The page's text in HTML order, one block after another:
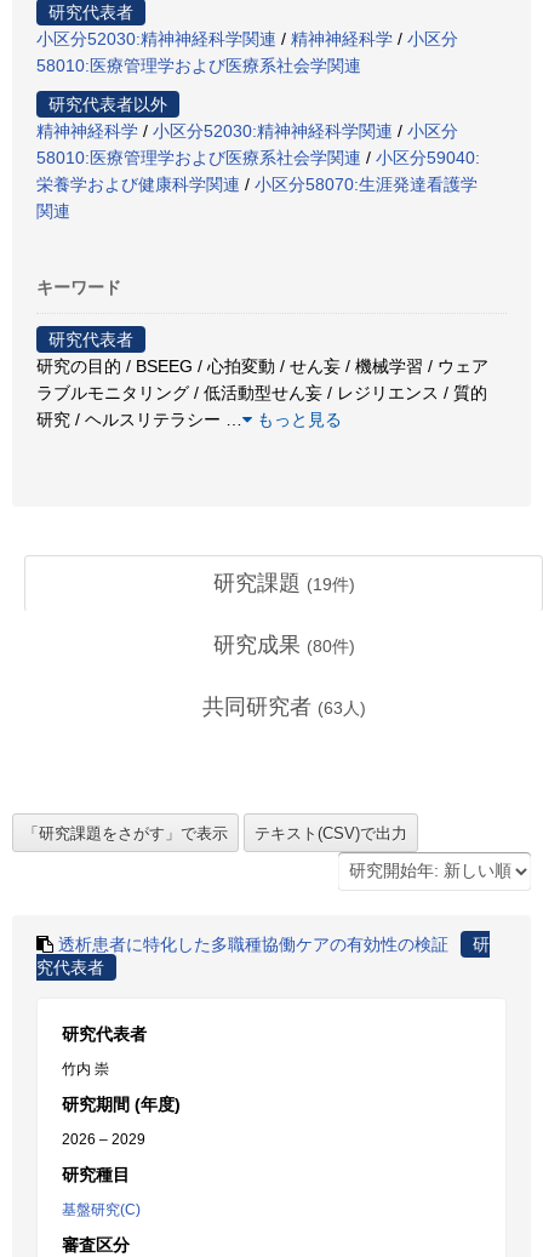
研究代表者
小区分52030:精神神経科学関連 / 精神神経科学 / 小区分
58010:医療管理学および医療系社会学関連
研究代表者以外
精神神経科学 / 小区分52030:精神神経科学関連 / 小区分
58010:医療管理学および医療系社会学関連 / 小区分59040:
栄養学および健康科学関連 / 小区分58070:生涯発達看護学
関連
キーワード
研究代表者
研究の目的 / BSEEG / 心拍変動 / せん妄 / 機械学習 / ウェア
ラブルモニタリング / 低活動型せん妄 / レジリエンス / 質的
研究 / ヘルスリテラシー
もっと見る
研究課題 (19件)
研究成果 (80件)
共同研究者 (63 人)
透析患者に特化した多職種協働ケアの有効性の検証
研
究代表者
研究代表者
竹内 崇
研究期間 (年度)
2026 – 2029
研究種目
基盤研究(C)
審査区分